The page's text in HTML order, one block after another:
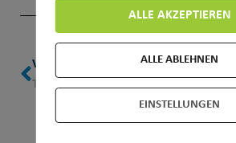
VORHERIGE
ALLE AKZEPTIEREN
ALLE ABLEHNEN
EINSTELLUNGEN